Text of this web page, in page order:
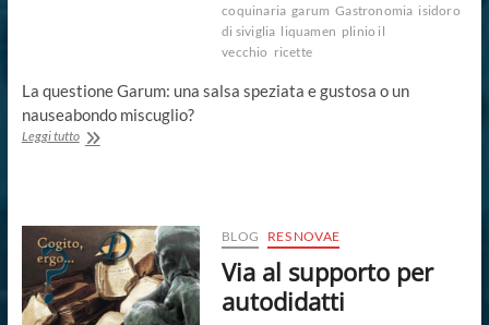
coquinaria garum Gastronomia isidoro
di siviglia liquamen plinio il
vecchio ricette
La questione Garum: una salsa speziata e gustosa o un
nauseabondo miscuglio?
Leggi tuttoGarum,
BLOG RES NOVAE
Via al supporto per
autodidatti